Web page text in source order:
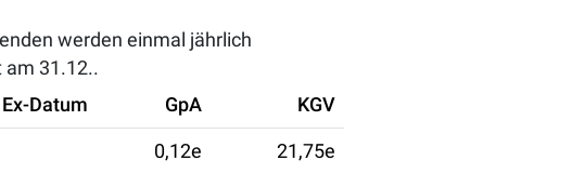
werden einmal jährlich
am 31.12..
Ex-Datum GpA KGV
0,12e 21,75e